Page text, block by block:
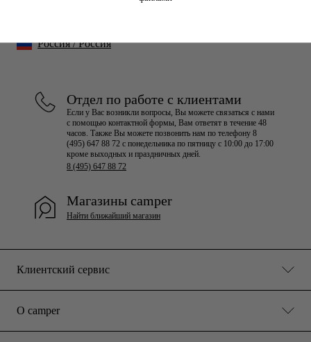
Клиентский сервис
О camper
Отдел по работе с клиентами
Если у Вас возникли вопросы, Вы можете связаться с нами
с помощью контактной формы, Вам ответят в течение 48
часов. Также Вы можете позвонить нам по телефону 8
(495) 647 88 72 с понедельника по пятницу с 10:00 до 17:00
кроме выходных и праздничных дней.
8 (495) 647 88 72
Магазины camper
Найти ближайший магазин
Россия/Россия